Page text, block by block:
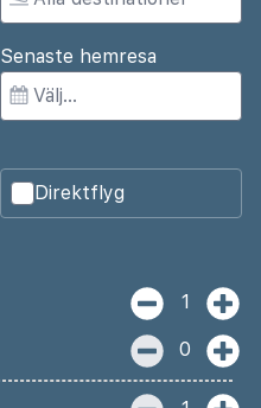
Senaste hemresa
Direktflyg
1
0